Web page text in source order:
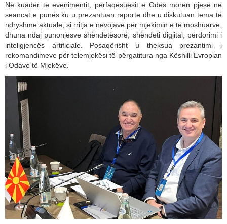
Në kuadër të evenimentit, përfaqësuesit e Odës morën pjesë në
seancat e punës ku u prezantuan raporte dhe u diskutuan tema të
ndryshme aktuale, si rritja e nevojave për mjekimin e të moshuarve,
dhuna ndaj punonjësve shëndetësorë, shëndeti digjital, përdorimi i
inteligjencës artificiale. Posaqërisht u theksua prezantimi i
rekomandimeve për telemjekësi të përgatitura nga Këshilli Evropian
i Odave të Mjekëve.